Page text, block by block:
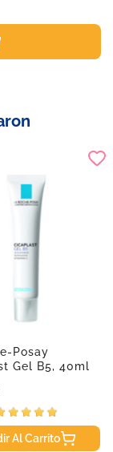
Posay
Gel B5, 40ml
Al Carrito